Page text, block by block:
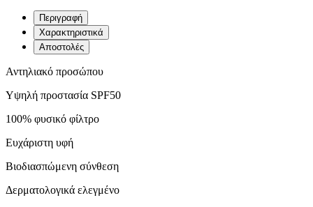
Περιγραφή
Χαρακτηριστικά
Αποστολές
Αντηλιακό προσώπου
Υψηλή προστασία SPF50
100% φυσικό φίλτρο
Ευχάριστη υφή
Βιοδιασπώμενη σύνθεση
Δερματολογικά ελεγμένο